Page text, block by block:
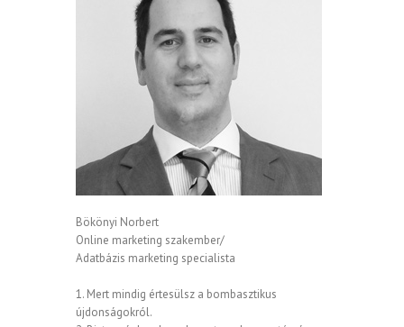
Bökönyi Norbert
Online marketing szakember/
Adatbázis marketing specialista
1. Mert mindig értesülsz a bombasztikus
újdonságokról.